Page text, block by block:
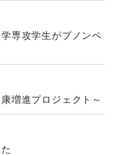
専攻学生がプノンペ
増進プロジェクト～